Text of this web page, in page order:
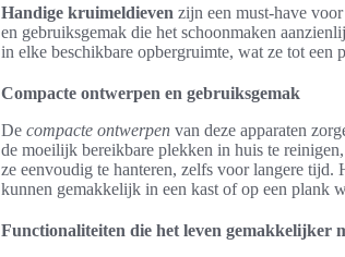
Handige kruimeldieven zijn een must-have
en gebruiksgemak die het schoonmaken
in elke beschikbare opbergruimte, wat ze tot een
Compacte ontwerpen en gebruiksgemak
De compacte ontwerpen van deze apparaten
de moeilijk bereikbare plekken in huis te
ze eenvoudig te hanteren, zelfs voor langere tijd.
kunnen gemakkelijk in een kast of op een plank
Functionaliteiten die het leven gemakkelijker